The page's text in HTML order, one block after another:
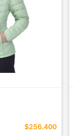
$256.400